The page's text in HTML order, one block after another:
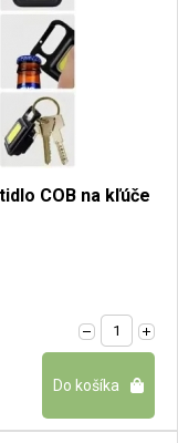
COB na kľúče